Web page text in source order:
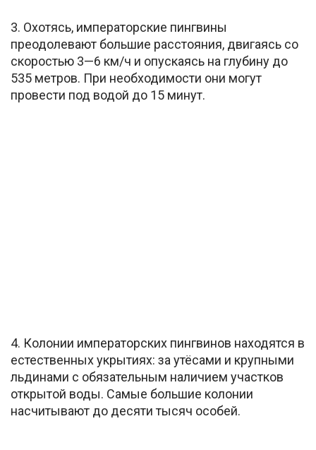
3. Охотясь, императорские пингвины
преодолевают большие расстояния, двигаясь со
скоростью 3—6 км/ч и опускаясь на глубину до
535 метров. При необходимости они могут
провести под водой до 15 минут.
4. Колонии императорских пингвинов находятся в
естественных укрытиях: за утёсами и крупными
льдинами с обязательным наличием участков
открытой воды. Самые большие колонии
насчитывают до десяти тысяч особей.